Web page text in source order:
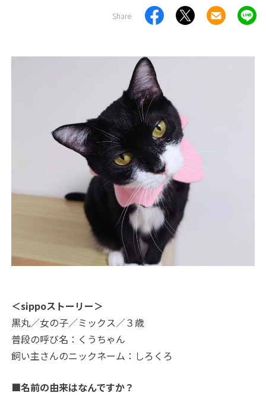
Share
＜sippoストーリー＞
黒丸／女の子／ミックス／３歳
普段の呼び名：くうちゃん
飼い主さんのニックネーム：しろくろ
■名前の由来はなんですか？